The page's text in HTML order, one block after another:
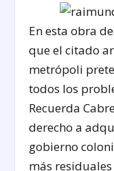
En esta obra
que el citado
metrópoli
todos los
Recuerda
derecho a
gobierno
más